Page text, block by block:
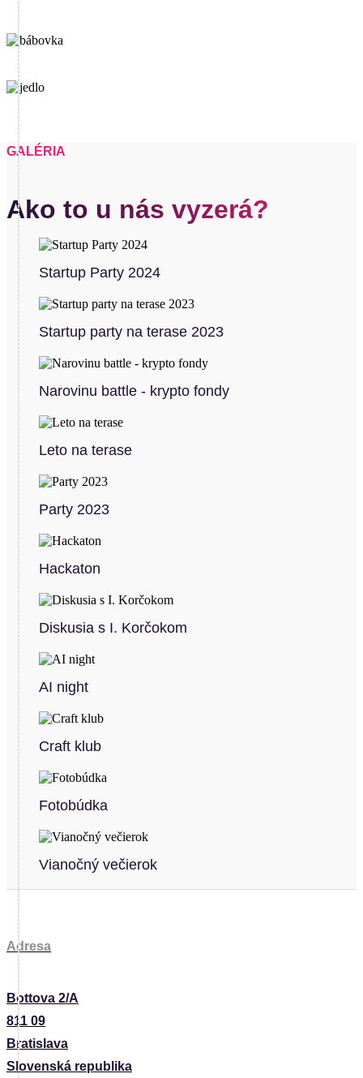
GALÉRIA
Ako to u nás vyzerá?
Startup Party 2024
Startup party na terase 2023
Narovinu battle - krypto fondy
Leto na terase
Party 2023
Hackaton
Diskusia s I. Korčokom
AI night
Craft klub
Fotobúdka
Vianočný večierok
Adresa
Bottova 2/A
811 09
Bratislava
Slovenská republika